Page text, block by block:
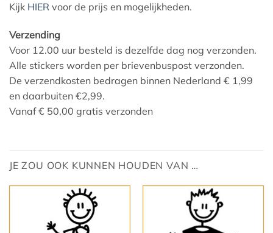
Kijk HIER voor de prijs en mogelijkheden.
Verzending
Voor 12.00 uur besteld is dezelfde dag nog verzonden.
Alle stickers worden per brievenbuspost verzonden.
De verzendkosten bedragen binnen Nederland € 1,99
en daarbuiten €2,99.
Vanaf € 50,00 gratis verzonden
JE ZOU OOK KUNNEN HOUDEN VAN …